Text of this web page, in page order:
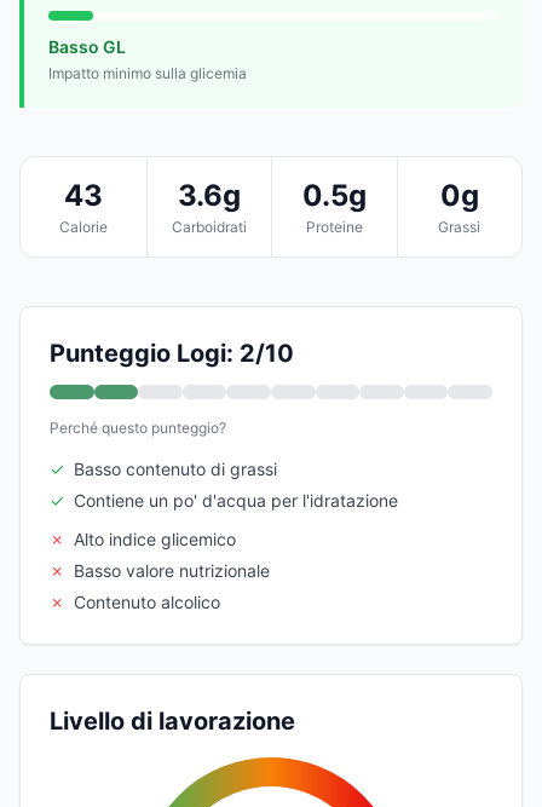
Basso GL
Impatto minimo sulla glicemia
43
Calorie
3.6g
Carboidrati
0.5g
Proteine
0g
Grassi
Punteggio Logi: 2/10
Perché questo punteggio?
✓ Basso contenuto di grassi
✓ Contiene un po' d'acqua per l'idratazione
✗
Alto indice glicemico
✗
Basso valore nutrizionale
✗
Contenuto alcolico
Livello di lavorazione